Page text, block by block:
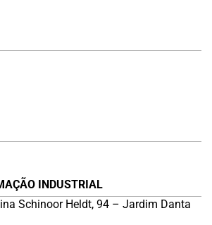
INDUSTRIAL
Schinoor Heldt, 94 – Jardim Danta